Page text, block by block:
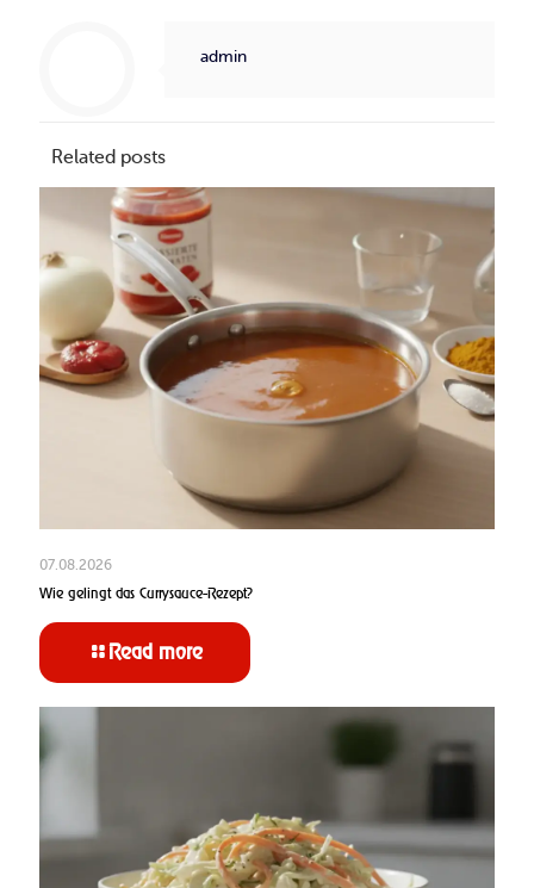
admin
Related posts
07.08.2026
Wie gelingt das Currysauce-Rezept?
Read more